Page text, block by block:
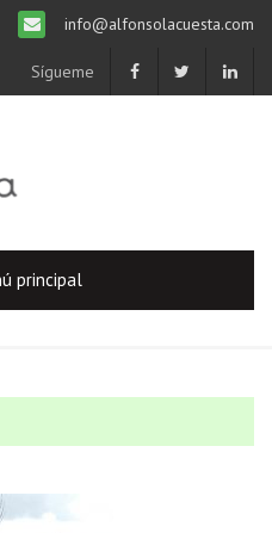
info@alfonsolacuesta.com
Sígueme
principal